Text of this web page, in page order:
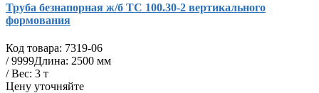
Труба безнапорная ж/б ТС 100.30-2 вертикального
формования
Код товара: 7319-06
/9999Длина: 2500 мм
/ Вес: 3 т
Цену уточняйте